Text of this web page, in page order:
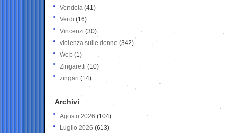
Vendola (41)
Verdi (16)
Vincenzi (30)
violenza sulle donne (342)
Web (1)
Zingaretti (10)
zingari (14)
Archivi
Agosto 2026 (104)
Luglio 2026 (613)